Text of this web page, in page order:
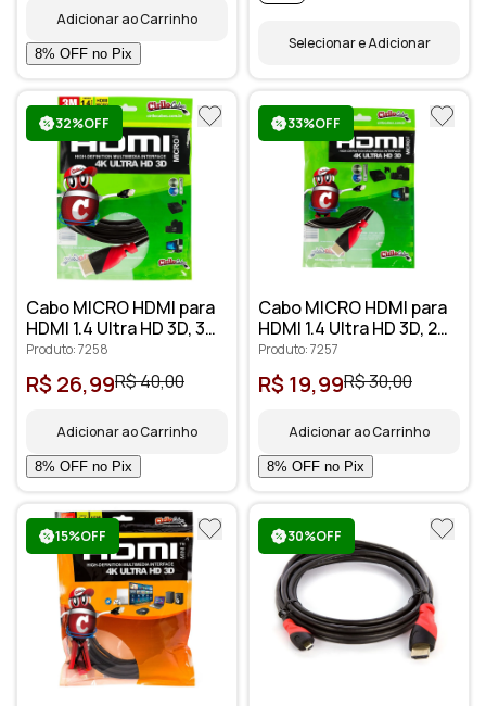
Adicionar ao Carrinho
Selecionar e Adicionar
32%OFF
Cabo MICRO HDMI para
HDMI 1.4 Ultra HD 3D, 3
metros - Cirilo Cabos
Produto: 7258
R$ 26,99R$ 40,00
Adicionar ao Carrinho
33%OFF
Cabo MICRO HDMI para
HDMI 1.4 Ultra HD 3D, 2
metros - Cirilo Cabos
Produto: 7257
R$ 19,99R$ 30,00
Adicionar ao Carrinho
15%OFF 30%OFF